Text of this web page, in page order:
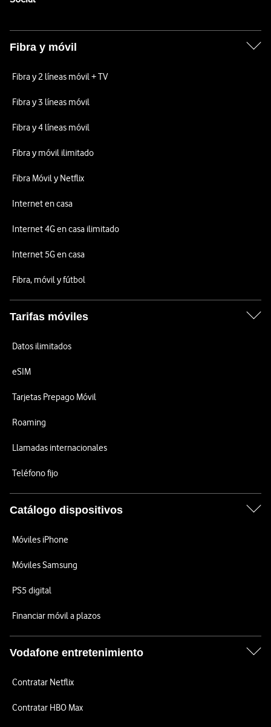
Fibra y móvil
Fibra y 2 líneas móvil + TV
Fibra y 3 líneas móvil
Fibra y 4 líneas móvil
Fibra y móvil ilimitado
Fibra Móvil y Netflix
Internet en casa
Internet 4G en casa ilimitado
Internet 5G en casa
Fibra, móvil y fútbol
Tarifas móviles
Datos ilimitados
eSIM
Tarjetas Prepago Móvil
Roaming
Llamadas internacionales
Teléfono fijo
Catálogo dispositivos
Móviles iPhone
Móviles Samsung
PS5 digital
Financiar móvil a plazos
Vodafone entretenimiento
Contratar Netflix
Contratar HBO Max